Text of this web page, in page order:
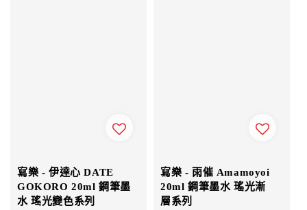
寫樂 - 伊達心 DATE
GOKORO 20ml 鋼筆墨
水 瑤光變色系列
寫樂 - 雨催 Amamoyoi
20ml 鋼筆墨水 瑤光漸
層系列